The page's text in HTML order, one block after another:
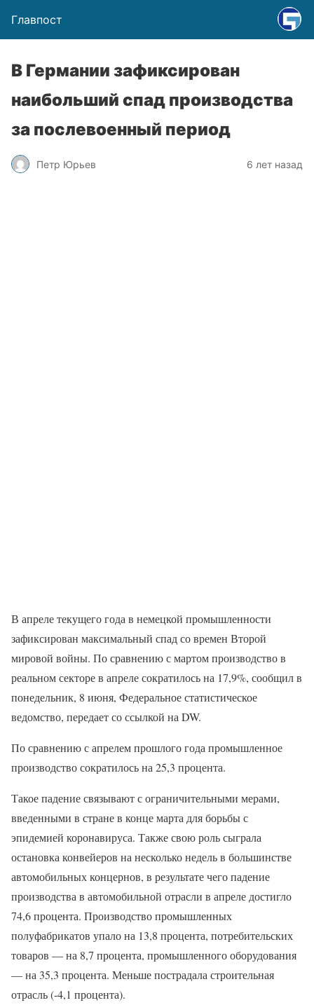
Главпост
В Германии зафиксирован
наибольший спад производства
за послевоенный период
Петр Юрьев 6 лет назад
В апреле текущего года в немецкой промышленности
зафиксирован максимальный спад со времен Второй
мировой войны. По сравнению с мартом производство в
реальном секторе в апреле сократилось на 17,9%, сообщил в
понедельник, 8 июня, Федеральное статистическое
ведомство, передает со ссылкой на DW.
По сравнению с апрелем прошлого года промышленное
производство сократилось на 25,3 процента.
Такое падение связывают с ограничительными мерами,
введенными в стране в конце марта для борьбы с
эпидемией коронавируса. Также свою роль сыграла
остановка конвейеров на несколько недель в большинстве
автомобильных концернов, в результате чего падение
производства в автомобильной отрасли в апреле достигло
74,6 процента. Производство промышленных
полуфабрикатов упало на 13,8 процента, потребительских
товаров — на 8,7 процента, промышленного оборудования
— на 35,3 процента. Меньше пострадала строительная
отрасль (-4,1 процента).